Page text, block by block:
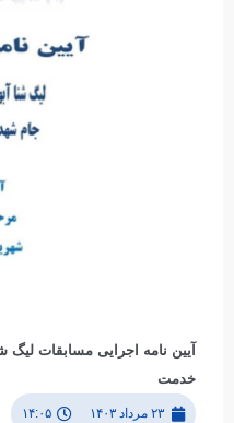
آیین نامه اجرایی مسابقات
خدمت
۲۳ مرداد ۱۴۰۳ ۱۴:۰۵